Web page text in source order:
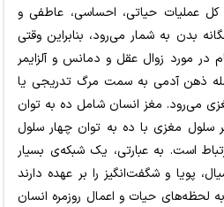
کل عملیات حیاتی، احساسی، عاطفی و
بدن به شمار می‌رود، بنابراین وقتی
در مورد زوال عقل و دمانس و آلزایمر
ذهن آدمی به سمت مرگ تدریجی یا
می‌رود. مغز انسان شامل ده به توان
سلول مغزی با ده به توان چهار سلول
در ارتباط است. به عبارتی، یک شبکه‌ی بسیار
پویا و شگفت‌انگیز را بر عهده دارند
لحظه‌های حیات و اعمال روزمره انسان